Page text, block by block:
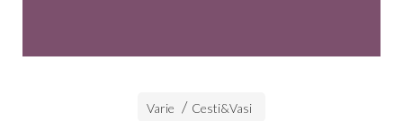
Varie Cesti&Vasi